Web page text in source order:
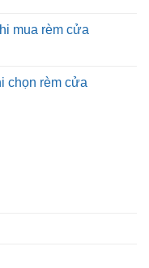
mua rèm cửa
chọn rèm cửa